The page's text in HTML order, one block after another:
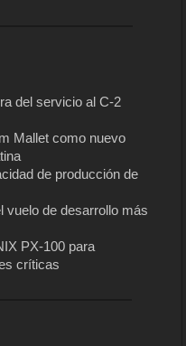
del servicio al C-2
Mallet como nuevo
de producción de
vuelo de desarrollo más
PX-100 para
críticas